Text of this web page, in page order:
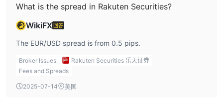
明，然后单击下一步继续。
步骤 6
证明（最近 6 个月内）。可以上传额外的材料来支持申请 乐天证券.
点击提交申请。
What is the spread in Rakuten Securities?
WikiFX 回答
The EUR/USD spread is from 0.5 pips.
Broker Issues
Rakuten Securities 乐天证券
Fees and Spreads
2025-07-14 美国